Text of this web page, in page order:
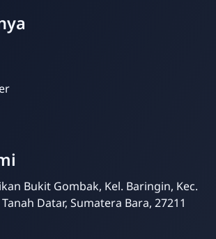
Bukit Gombak, Kel. Baringin, Kec.
Datar, Sumatera Bara, 27211